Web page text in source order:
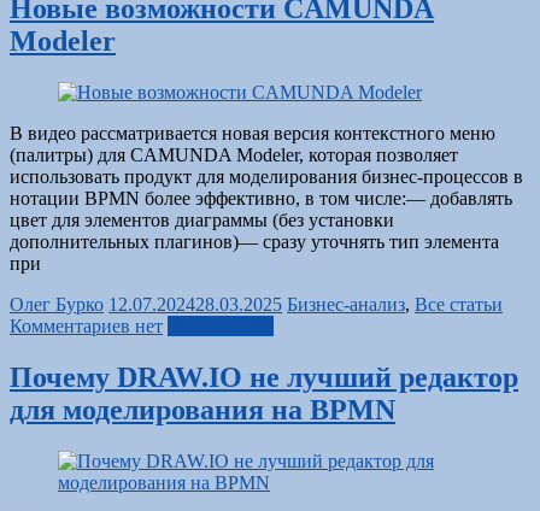
Новые возможности CAMUNDA
Modeler
В видео рассматривается новая версия контекстного меню
(палитры) для CAMUNDA Modeler, которая позволяет
использовать продукт для моделирования бизнес-процессов в
нотации BPMN более эффективно, в том числе:— добавлять
цвет для элементов диаграммы (без установки
дополнительных плагинов)— сразу уточнять тип элемента
при
Олег Бурко 12.07.202428.03.2025 Бизнес-анализ, Все статьи
Комментариев нет
Почему DRAW.IO не лучший редактор
для моделирования на BPMN